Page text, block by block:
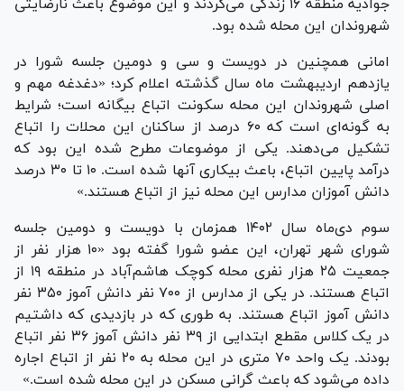
جوادیه منطقه ۱۶ زندگی می‌کردند و این موضوع باعث نارضایتی
شهروندان این محله شده بود.
امانی همچنین در دویست و سی و دومین جلسه شورا در
یازدهم اردیبهشت ماه سال گذشته اعلام کرد؛ «دغدغه مهم و
اصلی شهروندان این محله سکونت اتباع بیگانه است؛ شرایط
به گونه‌ای است که ۶۰ درصد از ساکنان این محلات را اتباع
تشکیل می‌دهند. یکی از موضوعات مطرح شده این بود که
درآمد پایین اتباع، باعث بیکاری آنها شده است. ۱۰ تا ۳۰ درصد
دانش آموزان مدارس این محله نیز از اتباع هستند.»
سوم دی‌ماه سال ۱۴۰۲ همزمان با دویست و دومین جلسه
شورای شهر تهران، این عضو شورا گفته بود «۱۰ هزار نفر از
جمعیت ۲۵ هزار نفری محله کوچک هاشم‌آباد در منطقه ۱۹ از
اتباع هستند. در یکی از مدارس از ۷۰۰ نفر دانش آموز ۳۵۰ نفر
دانش آموز اتباع هستند. به طوری که در بازدیدی که داشتیم
در یک کلاس مقطع ابتدایی از ۳۹ نفر دانش آموز ۳۶ نفر اتباع
بودند. یک واحد ۷۰ متری در این محله به ۲۰ نفر از اتباع اجاره
داده می‌شود که باعث گرانی مسکن در این محله شده است.»